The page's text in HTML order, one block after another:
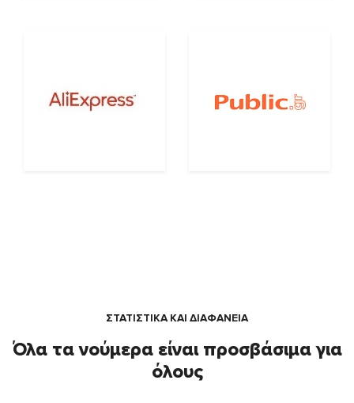
ΣΤΑΤΙΣΤΙΚΑ ΚΑΙ ΔΙΑΦΑΝΕΙΑ
Όλα τα νούμερα είναι προσβάσιμα για
όλους